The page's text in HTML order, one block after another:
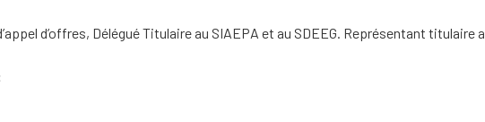
d’offres, Délégué Titulaire au SIAEPA et au SDEEG. Représentant titulaire